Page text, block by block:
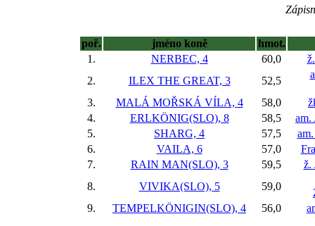
poř. jméno koně
hmot.
1.
NERBEC, 4 60,0
2.
ILEX THE GREAT, 3 52,5
3. MALÁ MOŘSKÁ VÍLA, 4 58,0
4.
ERLKÖNIG(SLO), 8 58,5
am.
5.
SHARG, 4 57,5
6.
VAILA, 6 57,0
7.
RAIN MAN(SLO), 3 59,5
ž.
8.
VIVIKA(SLO), 5 59,0
9.
TEMPELKÖNIGIN(SLO), 4 56,0